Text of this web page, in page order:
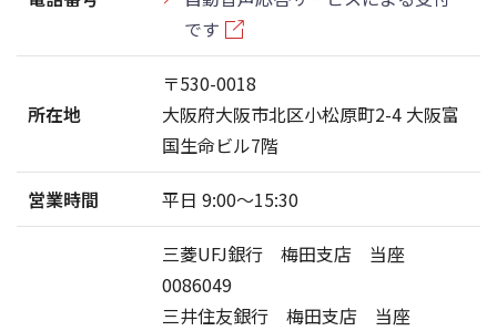
です
所在地
〒530-0018
大阪府大阪市北区小松原町2-4 大阪富
国生命ビル7階
営業時間 平日 9:00〜15:30
三菱UFJ銀行 梅田支店 当座
0086049
三井住友銀行 梅田支店 当座